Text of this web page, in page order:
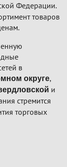
Федерации.
товаров
в
округе,
и
стремится
торговых